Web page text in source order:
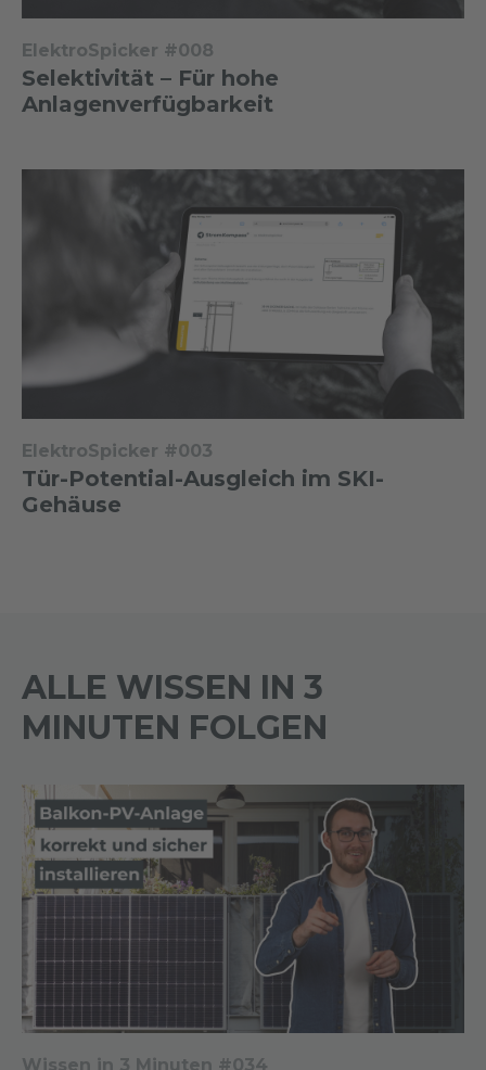
ElektroSpicker #008
Selektivität – Für hohe
Anlagenverfügbarkeit
ElektroSpicker #003
Tür-Potential-Ausgleich im SKI-
Gehäuse
ALLE WISSEN IN 3
MINUTEN FOLGEN
Wissen in 3 Minuten #034